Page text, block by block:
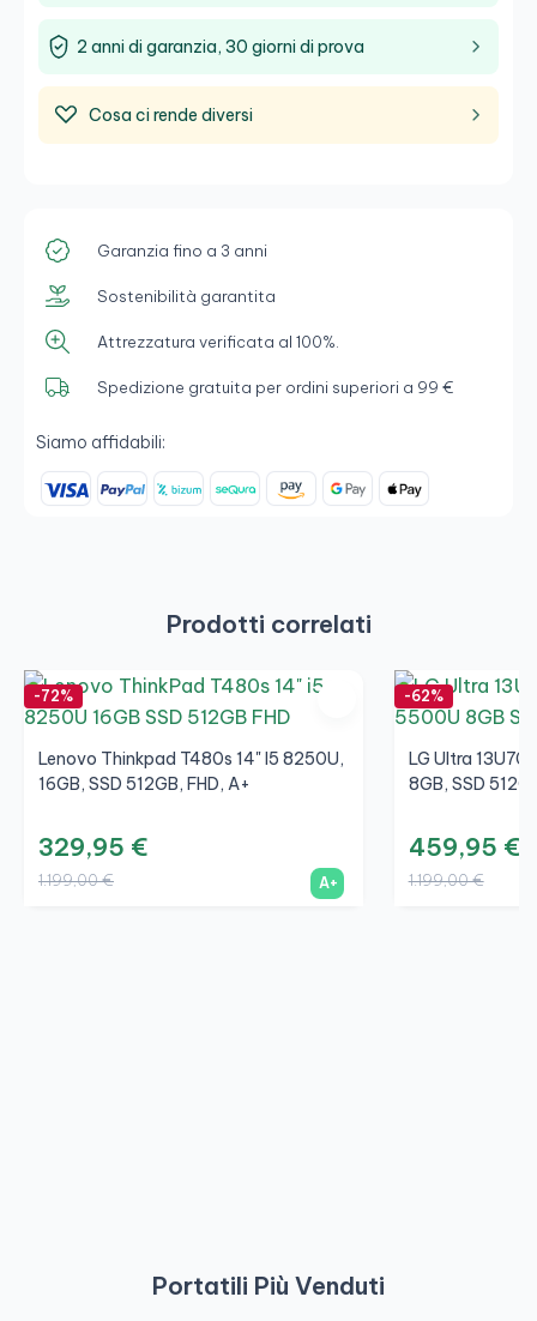
2 anni di garanzia, 30 giorni di prova
Cosa ci rende diversi
Garanzia fino a 3 anni
Sostenibilità garantita
Attrezzatura verificata al 100%.
Spedizione gratuita per ordini superiori a 99 €
Siamo affidabili:
Prodotti correlati
-72%
Lenovo Thinkpad T480s 14" I5 8250U,
16GB, SSD 512GB, FHD, A+
329,95 €
1.199,00 € A+
-62%
LG Ultra
8GB, SSD
459,95 €
1.199,00 €
Portatili Più Venduti